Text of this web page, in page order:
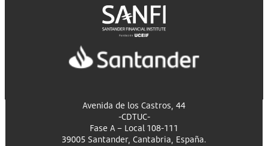
Avenida de los Castros, 44
-CDTUC-
Fase A – Local 108-111
39005 Santander, Cantabria, España.